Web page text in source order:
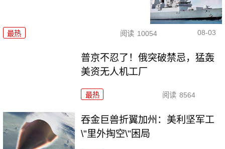
最热 阅读 10054 08-03
普京不忍了！俄突破禁忌，猛轰
美资无人机工厂
最热 阅读 8564
吞金巨兽折翼加州：美利坚军工
\"里外掏空\"困局